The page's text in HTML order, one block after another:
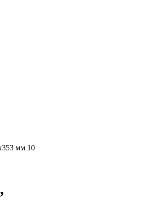
мм 10